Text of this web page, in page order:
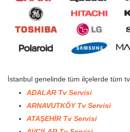
İstanbul genelinde tüm ilçelerde tüm
ADALAR Tv Servisi
ARNAVUTKÖY Tv Servisi
ATAŞEHİR Tv Servisi